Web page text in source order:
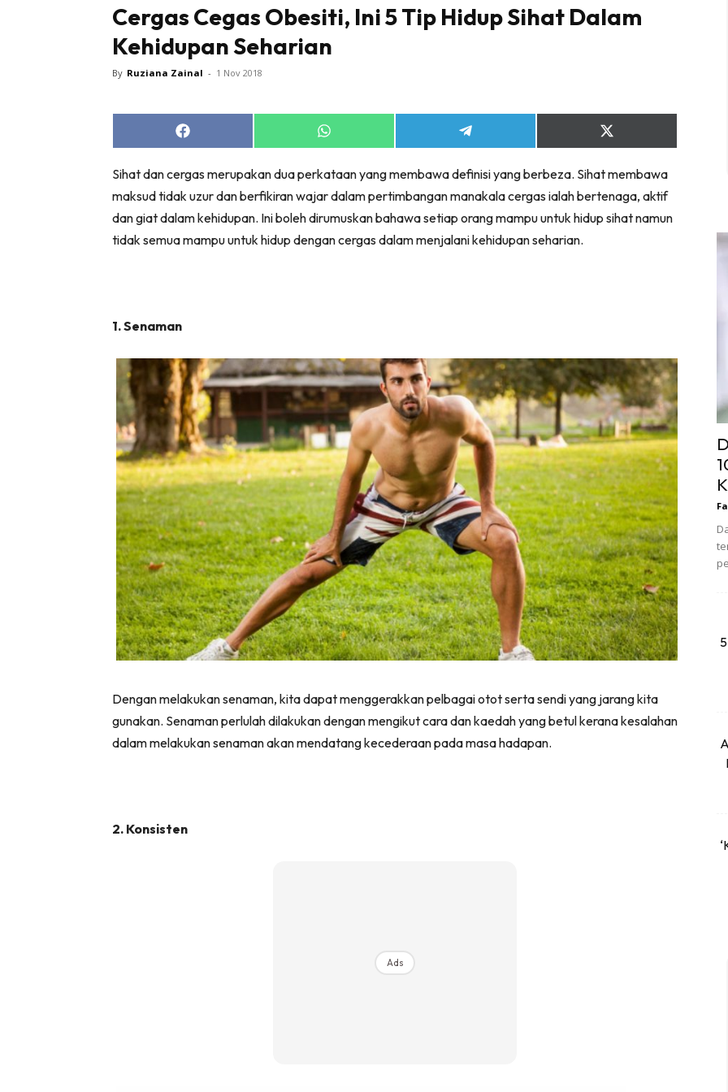
Cergas Cegas Obesiti, Ini 5 Tip Hidup Sihat Dalam
Kehidupan Seharian
By Ruziana Zainal - 1 Nov 2018
Share
on
Share
on
Share
on
Share
on
(Twitter)
Sihat dan cergas merupakan dua perkataan yang membawa definisi yang berbeza. Sihat membawa
maksud tidak uzur dan berfikiran wajar dalam pertimbangan manakala cergas ialah bertenaga, aktif
dan giat dalam kehidupan. Ini boleh dirumuskan bahawa setiap orang mampu untuk hidup sihat namun
tidak semua mampu untuk hidup dengan cergas dalam menjalani kehidupan seharian.
1. Senaman
Dengan melakukan senaman, kita dapat menggerakkan pelbagai otot serta sendi yang jarang kita
gunakan. Senaman perlulah dilakukan dengan mengikut cara dan kaedah yang betul kerana kesalahan
dalam melakukan senaman akan mendatang kecederaan pada masa hadapan.
2. Konsisten
Ads